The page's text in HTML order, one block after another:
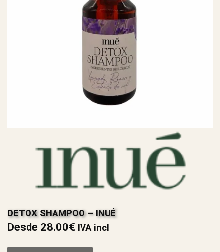
DETOX SHAMPOO – INUÉ
Desde 28.00€ IVA incl